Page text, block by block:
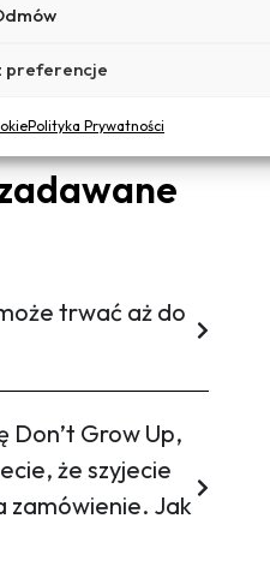
preferencje
Polityka Prywatności
opinie
trwać aż do
Don’t Grow Up,
że szyjecie
zamówienie. Jak